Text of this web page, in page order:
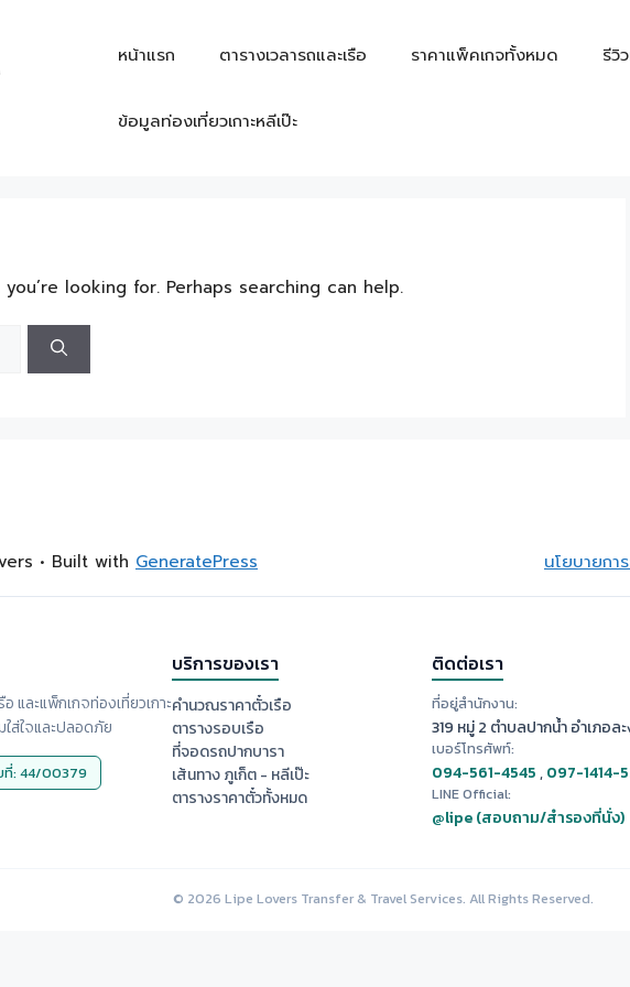
หน้าแรก ตารางเวลารถและเรือ ราคาแพ็คเกจทั้งหมด รีวิ
ข้อมูลท่องเที่ยวเกาะหลีเป๊ะ
looking for. Perhaps searching can help.
นโยบายกา
• Built with GeneratePress
ละแพ็กเกจท่องเที่ยวเกาะ
ใส่ใจและปลอดภัย
ที่: 44/00379
บริการของเรา
คำนวณราคาตั๋วเรือ
ตารางรอบเรือ
ที่จอดรถปากบารา
เส้นทาง ภูเก็ต - หลีเป๊ะ
ตารางราคาตั๋วทั้งหมด
ติดต่อเรา
ที่อยู่สำนักงาน:
319 หมู่ 2 ตำบลปากน้ำ อำเภอล
เบอร์โทรศัพท์:
094-561-4545,097-1414-
LINE Official:
@lipe (สอบถาม/สำรองที่นั่ง)
© 2026 Lipe Lovers Transfer & Travel Services. All Rights Reserved.